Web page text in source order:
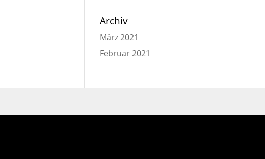
Archiv
März 2021
Februar 2021